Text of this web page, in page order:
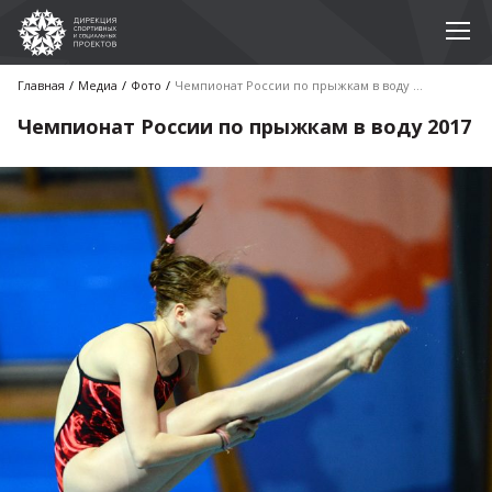
Главная Медиа Фото Чемпионат России по прыжкам в воду 2017
Чемпионат России по прыжкам в воду 2017